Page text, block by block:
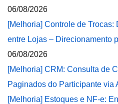
06/08/2026
[Melhoria] Controle de
entre Lojas – Direcionamento
06/08/2026
[Melhoria] CRM: Consulta de
Paginados do Participante via
[Melhoria] Estoques e NF-e: